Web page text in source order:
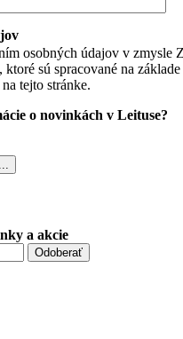
osobných údajov v zmysle
ktoré sú spracované na
tejto stránke.
o novinkách v Leituse?
a akcie